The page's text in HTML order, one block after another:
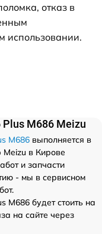
отказ в
использовании.
M686 Meizu
M686 выполняется в
в Кирове
и запчасти
- мы в сервисном
M686 будет стоить на
на сайте через